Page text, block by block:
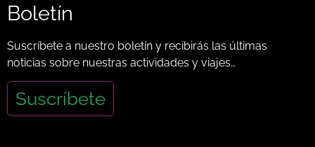
Boletín
Suscríbete a nuestro boletín y recibirás las últimas
noticias sobre nuestras actividades y viajes…
Suscríbete